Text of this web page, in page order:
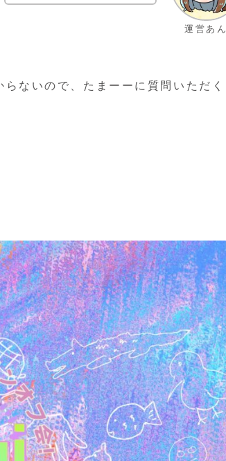
運営あん
ないので、たまーーに質問いただく